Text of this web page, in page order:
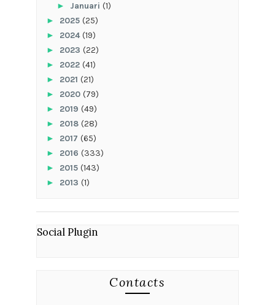
► Januari (1)
► 2025 (25)
► 2024(19)
► 2023 (22)
► 2022 (41)
► 2021 (21)
► 2020 (79)
► 2019 (49)
► 2018 (28)
► 2017 (65)
► 2016 (333)
► 2015 (143)
► 2013 (1)
Social Plugin
Contacts